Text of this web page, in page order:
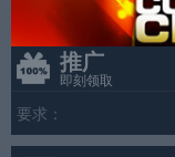
推广
即刻领取
要求：